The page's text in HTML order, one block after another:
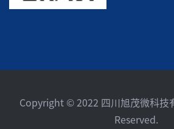
Copyright © 2022 四川旭茂微科技
Reserved.